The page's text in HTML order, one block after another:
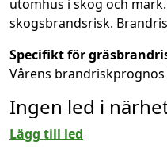
utomhus i skog och
skogsbrandsrisk.
Specifikt för
Vårens
Ingen led i
Lägg till led